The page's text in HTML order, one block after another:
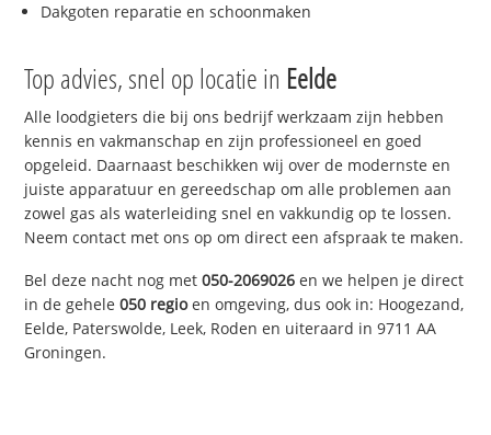
Dakgoten reparatie en schoonmaken
Top advies, snel op locatie in Eelde
Alle loodgieters die bij ons bedrijf werkzaam zijn hebben
kennis en vakmanschap en zijn professioneel en goed
opgeleid. Daarnaast beschikken wij over de modernste en
juiste apparatuur en gereedschap om alle problemen aan
zowel gas als waterleiding snel en vakkundig op te lossen.
Neem contact met ons op om direct een afspraak te maken.
Bel deze nacht nog met050-2069026 en we helpen je direct
in de gehele050 regioen omgeving, dus ook in: Hoogezand,
Eelde, Paterswolde, Leek, Roden en uiteraard in 9711 AA
Groningen.